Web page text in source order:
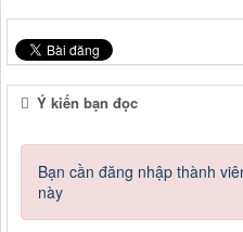
Ý kiến bạn đọc
Bạn cần đăng nhập thành
này